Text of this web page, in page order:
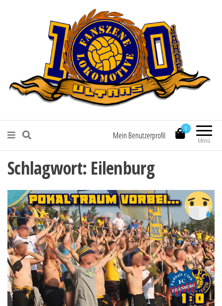
Fanszene Lokomotive Leipzig
Menü
0
Mein Benutzerprofil
Schlagwort: Eilenburg